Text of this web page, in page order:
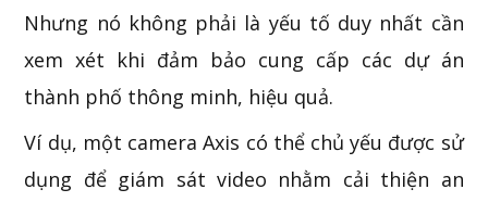
Nhưng nó không phải là yếu tố duy nhất cần
xem xét khi đảm bảo cung cấp các dự án
thành phố thông minh, hiệu quả.
Ví dụ, một camera Axis có thể chủ yếu được sử
dụng để giám sát video nhằm cải thiện an